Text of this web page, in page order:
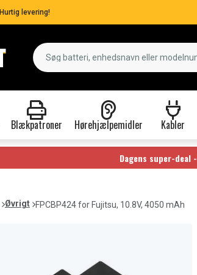
Hurtig levering!
Blækpatroner Hørehjælpemidler Kabler
Dagens super-deal
Øvrigt FPCBP424 for Fujitsu, 10.8V, 4050 mAh